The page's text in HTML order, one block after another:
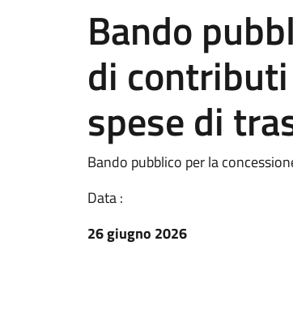
Bando
di
spese di
Bando pubblico per la
Data :
26 giugno 2026